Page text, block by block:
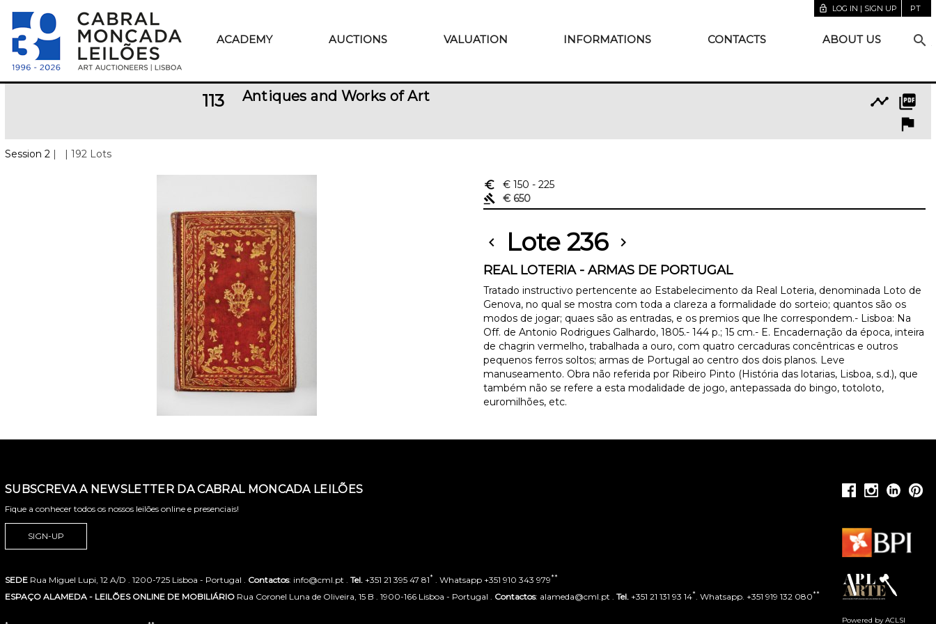
lock_open LOG IN | SIGN UP PT
ACADEMY AUCTIONS VALUATION INFORMATIONS CONTACTS ABOUT US search
113 Antiques and Works of Art picture_as_pdf
timeline
flag
Session 2 | | 192 Lots
euro_symbol € 150 - 225
gavel
€ 650
chevron_left Lote 236 chevron_right
REAL LOTERIA - ARMAS DE PORTUGAL
Tratado instructivo pertencente ao Estabelecimento da Real Loteria, denominada Loto de
Genova, no qual se mostra com toda a clareza a formalidade do sorteio; quantos são os
modos de jogar; quaes são as entradas, e os premios que lhe correspondem.- Lisboa: Na
Off. de Antonio Rodrigues Galhardo, 1805.- 144 p.; 15 cm.- E. Encadernação da época, inteira
de chagrin vermelho, trabalhada a ouro, com quatro cercaduras concêntricas e outros
pequenos ferros soltos; armas de Portugal ao centro dos dois planos. Leve
manuseamento. Obra não referida por Ribeiro Pinto (História das lotarias, Lisboa, s.d.), que
também não se refere a esta modalidade de jogo, antepassada do bingo, totoloto,
euromilhões, etc.
SUBSCREVA A NEWSLETTER DA CABRAL MONCADA LEILÕES
Fique a conhecer todos os nossos leilões online e presenciais!
SIGN-UP
SEDE Rua Miguel Lupi, 12 A/D . 1200-725 Lisboa - Portugal . Contactos: info@cml.pt . Tel. +351 21 395 47 81* . Whatsapp +351 910 343 979**
ESPAÇO ALAMEDA - LEILÕES ONLINE DE MOBILIÁRIO Rua Coronel Luna de Oliveira, 15 B . 1900-166 Lisboa - Portugal . Contactos: alameda@cml.pt . Tel. +351 21 131 93 14* . Whatsapp. +351 919 132 080**
Powered by ACLSI